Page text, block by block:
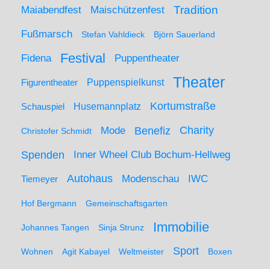
Maiabendfest
Maischützenfest Tradition
Fußmarsch Stefan Vahldieck Björn Sauerland
Fidena Festival Puppentheater
Figurentheater Puppenspielkunst Theater
Schauspiel Husemannplatz Kortumstraße
Christofer Schmidt Mode Benefiz Charity
Spenden Inner Wheel Club Bochum-Hellweg
Tiemeyer Autohaus Modenschau IWC
Hof Bergmann Gemeinschaftsgarten
Johannes Tangen Sinja Strunz Immobilie
Wohnen Agit Kabayel Weltmeister Sport Boxen